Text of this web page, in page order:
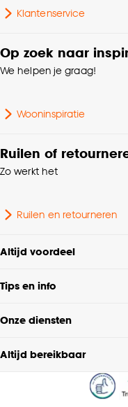
Garantietermijn
Klantenservice
Op zoek naar
We helpen je graag!
Wooninspiratie
Ruilen of
Zo werkt het
Ruilen en retourneren
Altijd voordeel
Tips en info
Onze diensten
Altijd bereikbaar